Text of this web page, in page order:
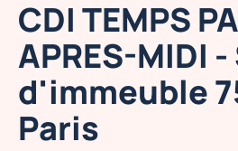
CDI TEMPS
APRES-MIDI
d'immeuble
Paris